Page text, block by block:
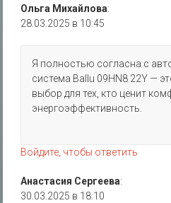
Ольга Михайлова:
28.03.2025 в 10:45
Я полностью согласна с
система Ballu 09HN8 22Y —
выбор для тех, кто ценит
энергоэффективность.
Войдите, чтобы ответить
Анастасия Сергеева:
30.03.2025 в 18:10